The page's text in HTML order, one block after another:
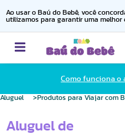
Ao usar o Baú do Bebê, você
utilizamos para garantir uma melhor
Como funciona o
Aluguel Produtos para Viajar com
Aluguel de